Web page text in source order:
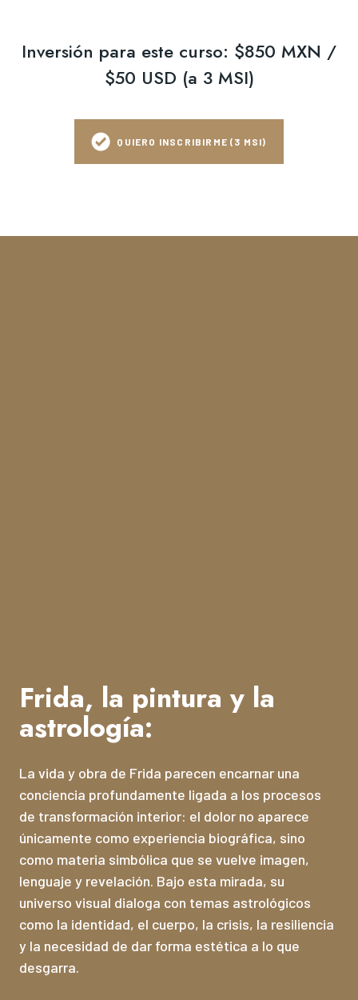
Inversión para este curso: $850 MXN /
$50 USD (a 3 MSI)
QUIERO INSCRIBIRME (3 MSI)
Frida, la pintura y la
astrología:
La vida y obra de Frida parecen encarnar una
conciencia profundamente ligada a los procesos
de transformación interior: el dolor no aparece
únicamente como experiencia biográfica, sino
como materia simbólica que se vuelve imagen,
lenguaje y revelación. Bajo esta mirada, su
universo visual dialoga con temas astrológicos
como la identidad, el cuerpo, la crisis, la resiliencia
y la necesidad de dar forma estética a lo que
desgarra.